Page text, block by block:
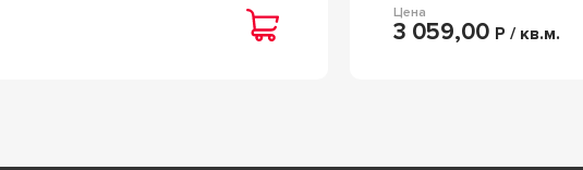
Цена
3 059,00 Р / кв.м.